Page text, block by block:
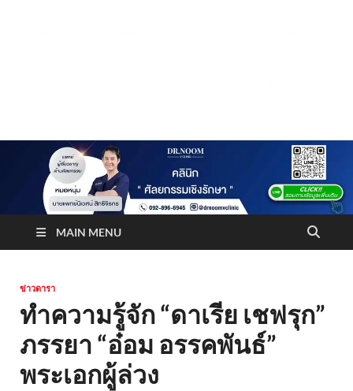
Truststoreonline
MAIN MENU
ข่าวดารา
ทำความรู้จัก “ดาเรีย เชฟรุก”
ภรรยา “อ๋อม อรรคพันธ์”
พระเอกผู้ล่วง